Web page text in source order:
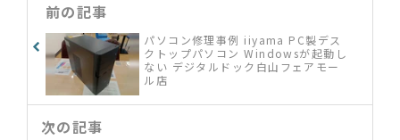
前の記事
パソコン修理事例 iiyama PC製デス
クトップパソコン Windowsが起動し
ない デジタルドック白山フェアモー
ル店
次の記事